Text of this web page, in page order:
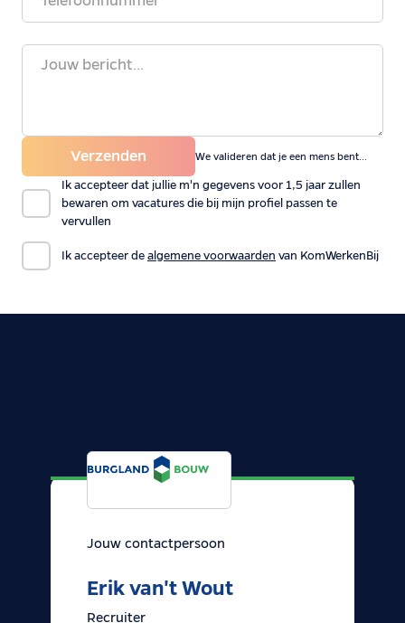
Verzenden We valideren dat je een mens bent...
Ik accepteer dat jullie m'n gegevens voor 1,5 jaar zullen
bewaren om vacatures die bij mijn profiel passen te
vervullen
Ik accepteer de algemene voorwaarden van KomWerkenBij
Jouw contactpersoon
Erik van't Wout
Recruiter